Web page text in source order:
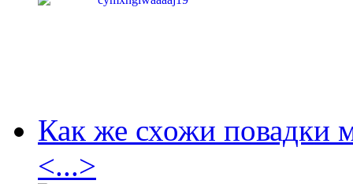
Как же схожи повадки
<...>